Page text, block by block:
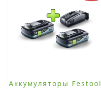
Аккумуляторы Festool